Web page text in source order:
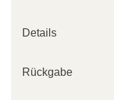
Details
Rückgabe